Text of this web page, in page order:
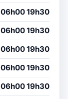
06h00 19h30
06h00 19h30
06h00 19h30
06h00 19h30
06h00 19h30